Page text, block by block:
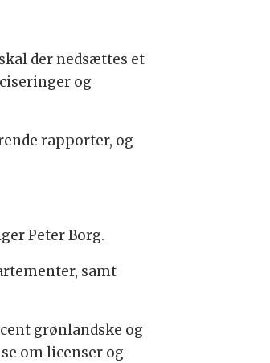
der nedsættes et
og
rapporter, og
Peter Borg.
samt
grønlandske og
om licenser og